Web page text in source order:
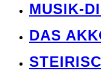
MUSIK-
DAS